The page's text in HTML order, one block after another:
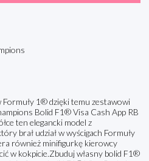
1® dzięki temu zestawowi
Bolid F1® Visa Cash App RB
ten elegancki model z
brał udział w wyścigach Formuły
również minifigurkę kierowcy
w kokpicie.Zbuduj własny bolid F1®